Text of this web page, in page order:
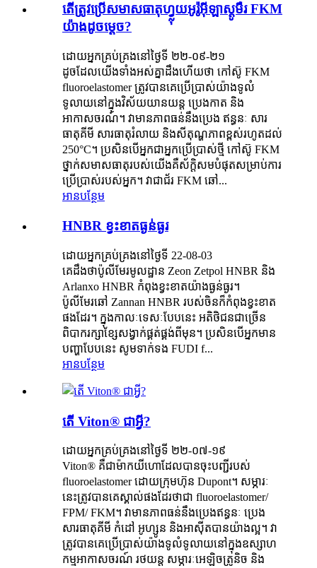
តើត្រូវប្រើសមាសធាតុហ្វ្លុយអូរ៉ូអ៊ីឡាស្តូមឺរ FKM
យ៉ាងដូចម្តេច?
ដោយអ្នកគ្រប់គ្រងនៅថ្ងៃទី ២២-០៩-២១
ដូចដែលយើងទាំងអស់គ្នាដឹងហើយថា កៅស៊ូ FKM
fluoroelastomer ត្រូវបានគេប្រើប្រាស់យ៉ាងទូលំ
ទូលាយនៅក្នុងវិស័យយានយន្ត ប្រេងកាត និង
អាកាសចរណ៍។ វាមានភាពធន់នឹងប្រេង ឥន្ធនៈ សារ
ធាតុគីមី សារធាតុរំលាយ និងសីតុណ្ហភាពខ្ពស់រហូតដល់
250°C។ ប្រសិនបើអ្នកជាអ្នកប្រើប្រាស់ថ្មី កៅស៊ូ FKM
ថ្នាក់សមាសធាតុរបស់យើងគឺស័ក្តិសមបំផុតសម្រាប់ការ
ប្រើប្រាស់របស់អ្នក។ វាជាជ័រ FKM ឆៅ...
អានបន្ថែម
HNBR ខ្វះខាតធ្ងន់ធ្ងរ
ដោយអ្នកគ្រប់គ្រងនៅថ្ងៃទី 22-08-03
គេដឹងថាប៉ូលីមែរមូលដ្ឋាន Zeon Zetpol HNBR និង
Arlanxo HNBR កំពុងខ្វះខាតយ៉ាងធ្ងន់ធ្ងរ។
ប៉ូលីមែរឆៅ Zannan HNBR របស់ចិនក៏កំពុងខ្វះខាត
ផងដែរ។ ក្នុងកាលៈទេសៈបែបនេះ អតិថិជនជាច្រើន
ពិបាករក្សាខ្សែសង្វាក់ផ្គត់ផ្គង់ពីមុន។ ប្រសិនបើអ្នកមាន
បញ្ហាបែបនេះ សូមទាក់ទង FUDI f...
អានបន្ថែម
តើ Viton® ជាអ្វី?
ដោយអ្នកគ្រប់គ្រងនៅថ្ងៃទី ២២-០៧-១៩
Viton® គឺជាម៉ាកយីហោដែលបានចុះបញ្ជីរបស់
fluoroelastomer ដោយក្រុមហ៊ុន Dupont។ សម្ភារៈ
នេះត្រូវបានគេស្គាល់ផងដែរថាជា fluoroelastomer/
FPM/ FKM។ វាមានភាពធន់នឹងប្រេងឥន្ធនៈ ប្រេង
សារធាតុគីមី កំដៅ អូហ្សូន និងអាស៊ីតបានយ៉ាងល្អ។ វា
ត្រូវបានគេប្រើប្រាស់យ៉ាងទូលំទូលាយនៅក្នុងឧស្សាហ
កម្មអាកាសចរណ៍ រថយន្ត សម្ភារៈអេឡិចត្រូនិច និង